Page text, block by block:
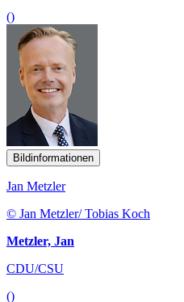
()
Bildinformationen
Jan Metzler
© Jan Metzler/ Tobias Koch
Metzler, Jan
CDU/CSU
()